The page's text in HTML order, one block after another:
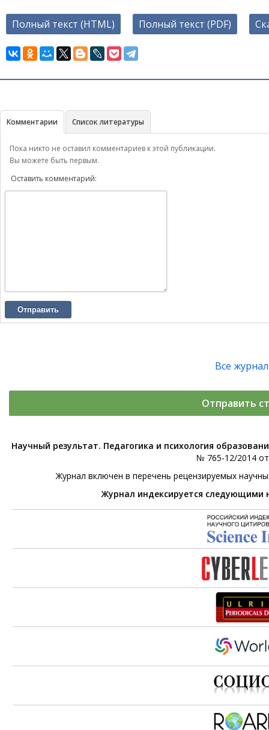
Полный текст (HTML) Полный текст (PDF)
Комментарии Список литературы
Пока никто не оставил комментариев к этой публикации.
Вы можете быть первым.
Оставить комментарий:
Отправить
Все
Отправить
Научный результат. Педагогика и психология
№ 765-12/2014
Журнал включен в перечень рецензируемых
Журнал индексируется